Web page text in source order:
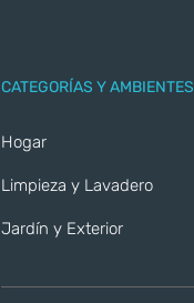
CATEGORÍAS Y AMBIENTES
Hogar
Limpieza y Lavadero
Jardín y Exterior